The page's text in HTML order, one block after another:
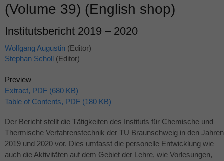
(Volume 39) (English shop)
Institutsbericht 2019 – 2020
Wolfgang Augustin (Editor)
Stephan Scholl (Editor)
Preview
Extract, PDF (680 KB)
Table of Contents, PDF (180 KB)
Der Bericht stellt die Tätigkeiten des Instituts für Chemische und
Thermische Verfahrenstechnik der TU Braunschweig in den Jahren
2019 und 2020 vor. Dies umfasst die personelle Entwicklung wie
auch die Aktivitäten auf dem Gebiet der Lehre, wie Vorlesungen,